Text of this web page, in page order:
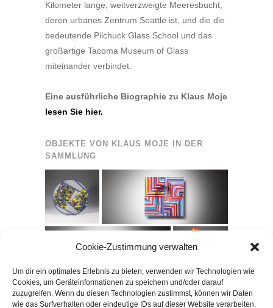
Cookie-Zustimmung verwalten
Um dir ein optimales Erlebnis zu bieten, verwenden wir Technologien wie
Cookies, um Geräteinformationen zu speichern und/oder darauf
zuzugreifen. Wenn du diesen Technologien zustimmst, können wir Daten
wie das Surfverhalten oder eindeutige IDs auf dieser Website verarbeiten.
Kilometer lange, weitverzweigte Meeresbucht,
deren urbanes Zentrum Seattle ist, und die die
bedeutende Pilchuck Glass School und das
großartige Tacoma Museum of Glass
miteinander verbindet.
Eine ausführliche Biographie zu Klaus Moje
lesen Sie hier.
OBJEKTE VON KLAUS MOJE IN DER
SAMMLUNG